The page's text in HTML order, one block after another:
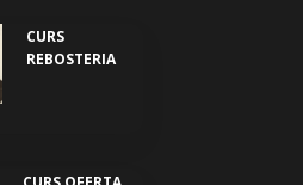
CURS
REBOSTERIA